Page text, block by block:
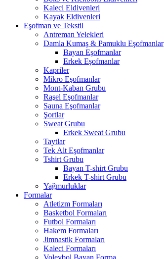
Kaleci Eldivenleri
Kayak Eldivenleri
Eşofman ve Tekstil
Antreman Yelekleri
Damla Kumaş & Pamuklu Eşofmanlar
Bayan Eşofmanlar
Erkek Eşofmanlar
Kapriler
Mikro Eşofmanlar
Mont-Kaban Grubu
Raşel Eşofmanlar
Sauna Eşofmanlar
Şortlar
Sweat Grubu
Erkek Sweat Grubu
Taytlar
Tek Alt Eşofmanlar
Tshirt Grubu
Bayan T-shirt Grubu
Erkek T-shirt Grubu
Yağmurluklar
Formalar
Atletizm Formaları
Basketbol Formaları
Futbol Formaları
Hakem Formaları
Jimnastik Formaları
Kaleci Formaları
Voleybol Bayan Forma